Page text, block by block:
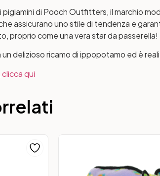
pigiamini di Pooch Outfitters, il marchio
assicurano uno stile di tendenza e
proprio come una vera star da passerella!
delizioso ricamo di ippopotamo ed è
clicca qui